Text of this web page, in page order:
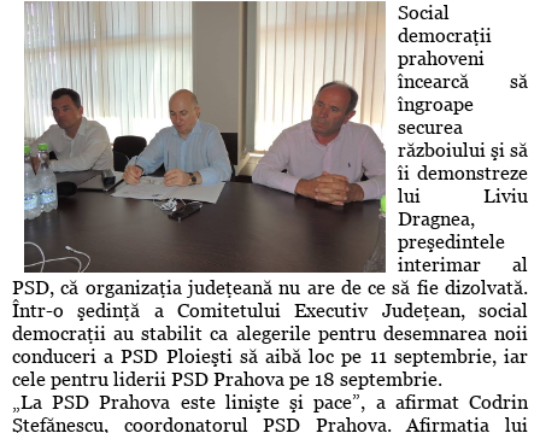
Social
democraţii
prahoveni
încearcă să
îngroape
securea
războiului şi să
îi demonstreze
lui Liviu
Dragnea,
preşedintele
interimar al
PSD, că organizaţia judeţeană nu are de ce să fie dizolvată.
Într-o şedinţă a Comitetului Executiv Judeţean, social
democraţii au stabilit ca alegerile pentru desemnarea noii
conduceri a PSD Ploieşti să aibă loc pe 11 septembrie, iar
cele pentru liderii PSD Prahova pe 18 septembrie.
„La PSD Prahova este linişte şi pace”, a afirmat Codrin
Ştefănescu, coordonatorul PSD Prahova. Afirmaţia lui